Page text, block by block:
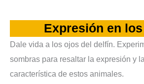
Expresión en
Dale vida a los ojos del delfín.
sombras para resaltar la expresión y
característica de estos animales.